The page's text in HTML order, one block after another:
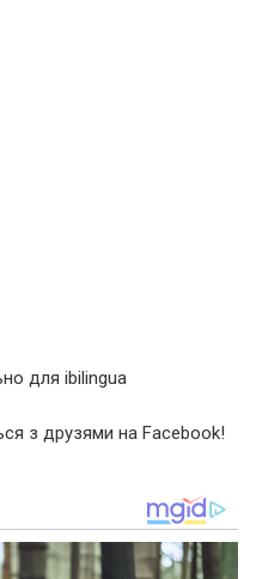
для ibilingua
з друзями на Facebook!